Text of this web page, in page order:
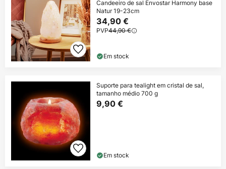
Candeeiro de sal Envostar Harmony base
Natur 19-23cm
34,90 €
PVP44,90 €
Em stock
Suporte para tealight em cristal de sal,
tamanho médio 700 g
9,90 €
Em stock